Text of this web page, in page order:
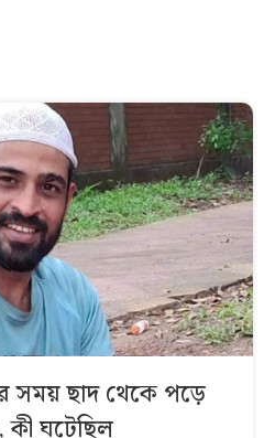
সময় ছাদ থেকে পড়ে
কী ঘটেছিল